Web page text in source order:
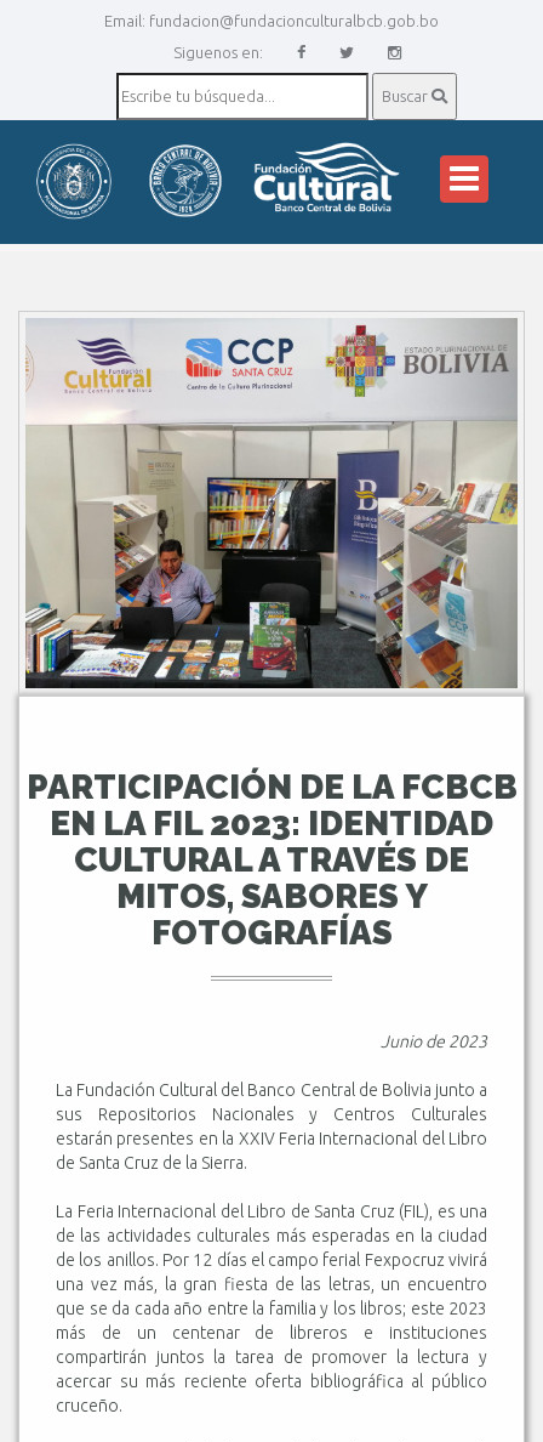
Email: fundacion@fundacionculturalbcb.gob.bo
Siguenos en:
Buscar
PARTICIPACIÓN DE LA FCBCB
EN LA FIL 2023: IDENTIDAD
CULTURAL A TRAVÉS DE
MITOS, SABORES Y
FOTOGRAFÍAS
Junio de 2023
La Fundación Cultural del Banco Central de Bolivia junto a
sus Repositorios Nacionales y Centros Culturales
estarán presentes en la XXIV Feria Internacional del Libro
de Santa Cruz de la Sierra.
La Feria Internacional del Libro de Santa Cruz (FIL), es una
de las actividades culturales más esperadas en la ciudad
de los anillos. Por 12 días el campo ferial Fexpocruz vivirá
una vez más, la gran fiesta de las letras, un encuentro
que se da cada año entre la familia y los libros; este 2023
más de un centenar de libreros e instituciones
compartirán juntos la tarea de promover la lectura y
acercar su más reciente oferta bibliográfica al público
cruceño.